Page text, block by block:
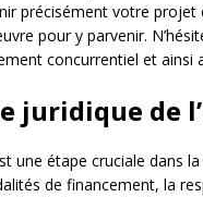
précisément votre
pour y parvenir.
concurrentiel et ainsi
juridique de
une étape cruciale dans
de financement, la